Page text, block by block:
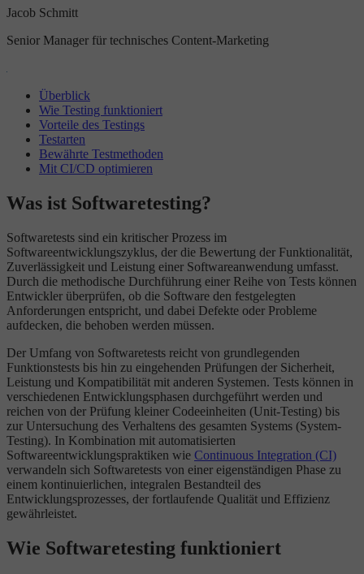
Jacob Schmitt
Senior Manager für technisches Content-Marketing
Überblick
Wie Testing funktioniert
Vorteile des Testings
Testarten
Bewährte Testmethoden
Mit CI/CD optimieren
Was ist Softwaretesting?
Softwaretests sind ein kritischer Prozess im
Softwareentwicklungszyklus, der die Bewertung der Funktionalität,
Zuverlässigkeit und Leistung einer Softwareanwendung umfasst.
Durch die methodische Durchführung einer Reihe von Tests können
Entwickler überprüfen, ob die Software den festgelegten
Anforderungen entspricht, und dabei Defekte oder Probleme
aufdecken, die behoben werden müssen.
Der Umfang von Softwaretests reicht von grundlegenden
Funktionstests bis hin zu eingehenden Prüfungen der Sicherheit,
Leistung und Kompatibilität mit anderen Systemen. Tests können in
verschiedenen Entwicklungsphasen durchgeführt werden und
reichen von der Prüfung kleiner Codeeinheiten (Unit-Testing) bis
zur Untersuchung des Verhaltens des gesamten Systems (System-
Testing). In Kombination mit automatisierten
Softwareentwicklungspraktiken wie Continuous Integration (CI)
verwandeln sich Softwaretests von einer eigenständigen Phase zu
einem kontinuierlichen, integralen Bestandteil des
Entwicklungsprozesses, der fortlaufende Qualität und Effizienz
gewährleistet.
Wie Softwaretesting funktioniert